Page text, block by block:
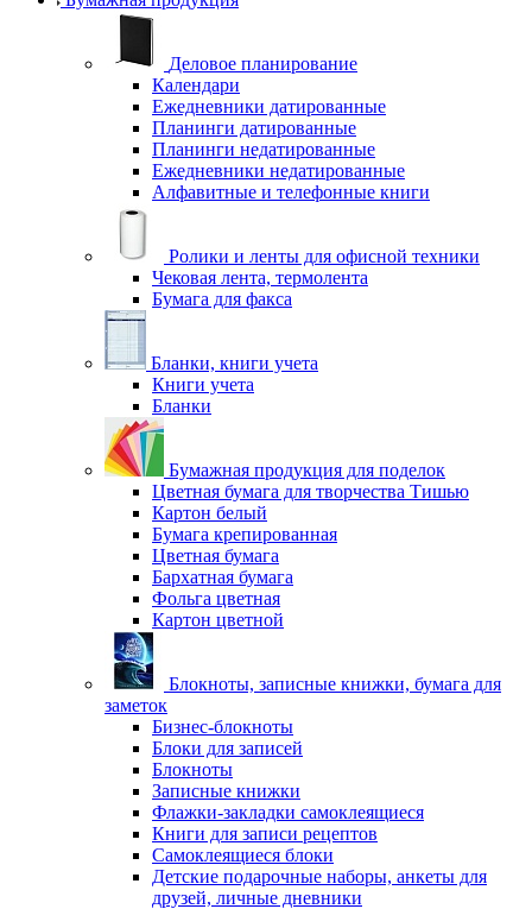
Деловое планирование
Календари
Ежедневники датированные
Планинги датированные
Планинги недатированные
Ежедневники недатированные
Алфавитные и телефонные книги
Ролики и ленты для офисной техники
Чековая лента, термолента
Бумага для факса
Бланки, книги учета
Книги учета
Бланки
Бумажная продукция для поделок
Цветная бумага для творчества Тишью
Картон белый
Бумага крепированная
Цветная бумага
Бархатная бумага
Фольга цветная
Картон цветной
Блокноты, записные книжки, бумага для
заметок
Бизнес-блокноты
Блоки для записей
Блокноты
Записные книжки
Флажки-закладки самоклеящиеся
Книги для записи рецептов
Самоклеящиеся блоки
Детские подарочные наборы, анкеты для
друзей, личные дневники